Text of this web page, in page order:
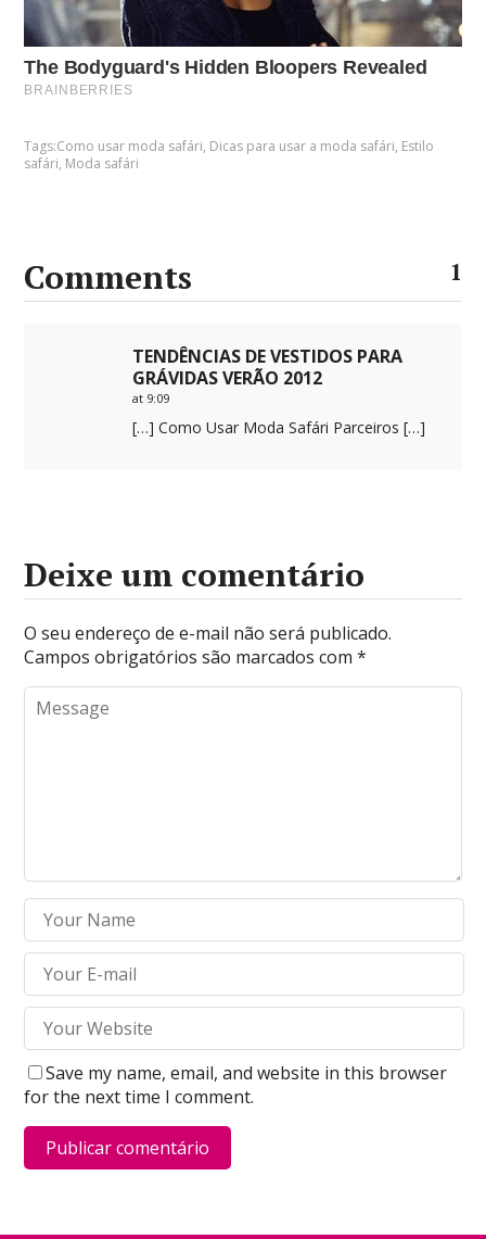
Tags:Como usar moda safári, Dicas para usar a moda safári, Estilo
safári, Moda safári
Comments 1
TENDÊNCIAS DE VESTIDOS PARA
GRÁVIDAS VERÃO 2012
at 9:09
[…] Como Usar Moda Safári Parceiros […]
Deixe um comentário
O seu endereço de e-mail não será publicado.
Campos obrigatórios são marcados com*
Save my name, email, and website in this browser
for the next time I comment.